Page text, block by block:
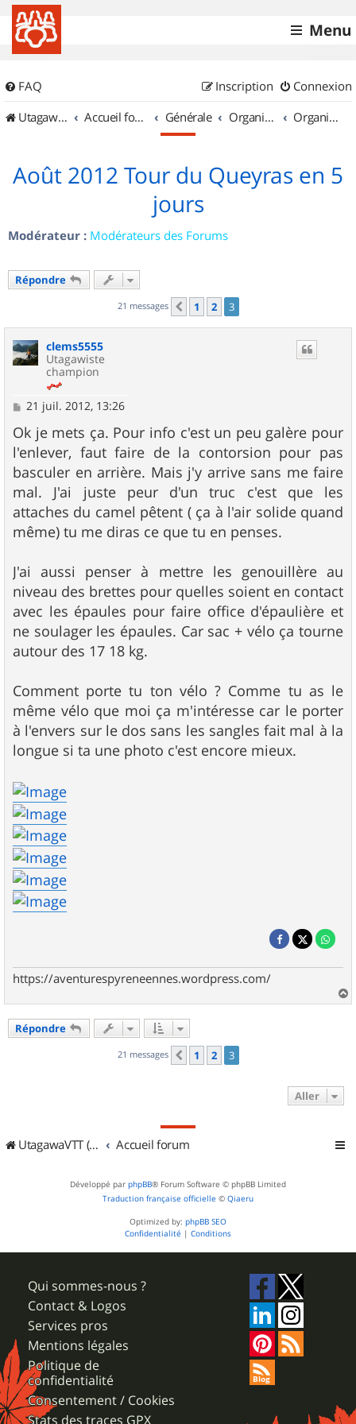
Menu
FAQ Connexion
Inscription
UtagawaVTT (Randos VTT et VTTAE avec traces GPS)
Accueil forum Générale Organisation de sorties & Recherche de partenaires Organisation de sorties en région Rhône Alpes
Août 2012 Tour du Queyras en 5
jours
Modérateur : Modérateurs des Forums
Répondre
21 messages Précédent
1 2 3
clems5555
Utagawiste
champion
M
s
s
a
g
e
21 juil. 2012, 13:26
Ok je mets ça. Pour info c'est un peu galère pour
l'enlever, faut faire de la contorsion pour pas
basculer en arrière. Mais j'y arrive sans me faire
mal. J'ai juste peur d'un truc c'est que les
attaches du camel pêtent ( ça à l'air solide quand
même) tu me diras ce que tu en penses.
J'ai aussi penser à mettre les genouillère au
niveau des brettes pour quelles soient en contact
avec les épaules pour faire office d'épaulière et
ne soulager les épaules. Car sac + vélo ça tourne
autour des 17 18 kg.
Comment porte tu ton vélo ? Comme tu as le
même vélo que moi ça m'intéresse car le porter
à l'envers sur le dos sans les sangles fait mal à la
longue si ta une photo c'est encore mieux.
https://aventurespyreneennes.wordpress.com/
a
Répondre
21 messages Précédent
1 2 3
Aller
UtagawaVTT (Randos VTT et VTTAE avec traces GPS) Accueil forum
Développé par phpBB® Forum Software © phpBB Limited
Traduction française officielle © Qiaeru
Optimized by: phpBB SEO
Confidentialité | Conditions
Qui sommes-nous ?
Contact & Logos
Services pros
Mentions légales
Politique de
confidentialité
Consentement / Cookies
Stats des traces GPX